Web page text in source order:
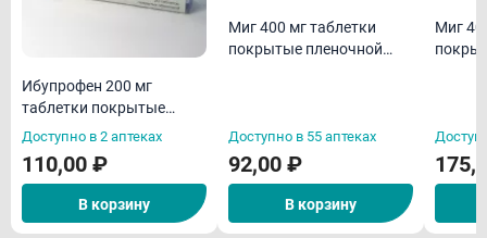
Ибупрофен 200 мг
таблетки покрытые
оболочкой N20
Доступно в 2 аптеках
110,00 ₽
В корзину
Миг 400 мг таблетки
покрытые пленочной
Доступно в 55 аптеках
92,00 ₽
В корзину
Миг